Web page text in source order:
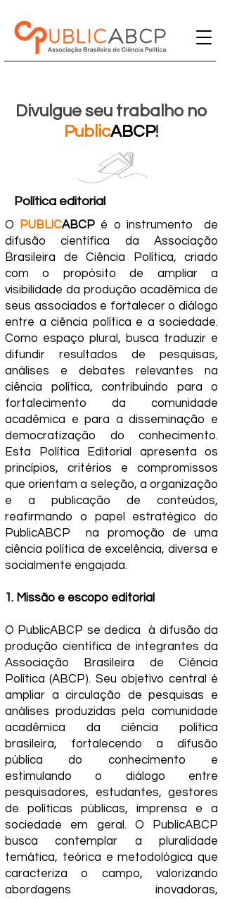
Divulgue seu trabalho no
PublicABCP!
Política editorial
O PUBLICABCP é o instrumento de
difusão científica da Associação
Brasileira de Ciência Política, criado
com o propósito de ampliar a
visibilidade da produção acadêmica de
seus associados e fortalecer o diálogo
entre a ciência política e a sociedade.
Como espaço plural, busca traduzir e
difundir resultados de pesquisas,
análises e debates relevantes na
ciência política, contribuindo para o
fortalecimento da comunidade
acadêmica e para a disseminação e
democratização do conhecimento.
Esta Política Editorial apresenta os
princípios, critérios e compromissos
que orientam a seleção, a organização
e a publicação de conteúdos,
reafirmando o papel estratégico do
PublicABCP na promoção de uma
ciência política de excelência, diversa e
socialmente engajada.
1. Missão e escopo editorial
O PublicABCP se dedica à difusão da
produção científica de integrantes da
Associação Brasileira de Ciência
Política (ABCP). Seu objetivo central é
ampliar a circulação de pesquisas e
análises produzidas pela comunidade
acadêmica da ciência política
brasileira, fortalecendo a difusão
pública do conhecimento e
estimulando o diálogo entre
pesquisadores, estudantes, gestores
de políticas públicas, imprensa e a
sociedade em geral. O PublicABCP
busca contemplar a pluralidade
temática, teórica e metodológica que
caracteriza o campo, valorizando
abordagens inovadoras,